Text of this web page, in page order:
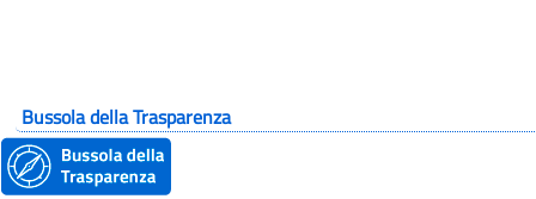
Bussola della Trasparenza